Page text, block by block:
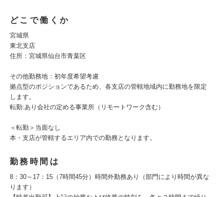
どこで働くか
宮城県
東北支店
住所：宮城県仙台市青葉区
その他勤務地：初年度希望考慮
拠点型のポジションであるため、各支店の管轄地域内に勤務地を限定
します。
転勤:あり会社の定める事業所（リモートワーク含む）
＜転勤＞当面なし
本・支店が管轄するエリア内での勤務となります。
勤務時間は
8：30～17：15（7時間45分）時間外勤務あり（部門により時間が異な
ります）